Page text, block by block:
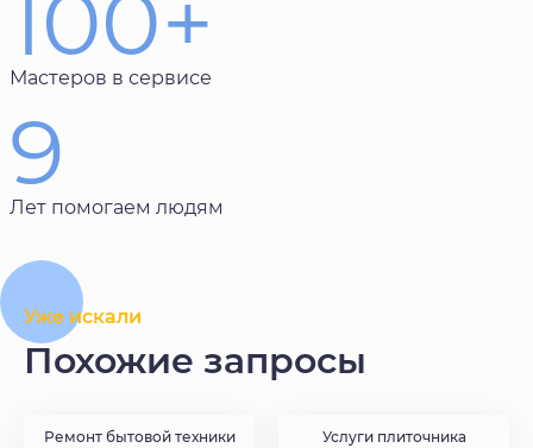
Мастеров в сервисе
9
Лет помогаем людям
Уже искали
Похожие запросы
Ремонт бытовой техники Услуги плиточника